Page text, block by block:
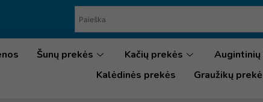
Šunų prekės Kačių prekės Augintinių
Kalėdinės prekės
Graužikų